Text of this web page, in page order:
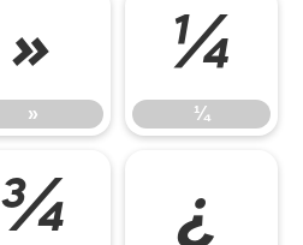
»
»
¼
¼
¾ ¿